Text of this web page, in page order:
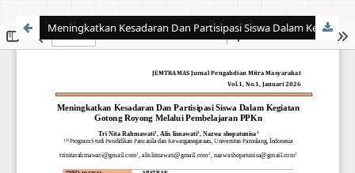
Meningkatkan Kesadaran Dan Partisipasi Siswa Dalam Kegiatan Gotong Royong Melalui Pembelajaran PPKn